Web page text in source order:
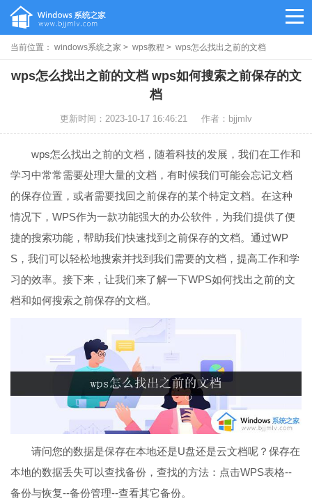
当前位置： windows系统之家 > wps教程 > wps怎么找出之前的文档
wps怎么找出之前的文档 wps如何搜索之前保存的文
档
更新时间：2023-10-17 16:46:21 作者：bjjmlv
wps怎么找出之前的文档，随着科技的发展，我们在工作和
学习中常常需要处理大量的文档，有时候我们可能会忘记文档
的保存位置，或者需要找回之前保存的某个特定文档。在这种
情况下，WPS作为一款功能强大的办公软件，为我们提供了便
捷的搜索功能，帮助我们快速找到之前保存的文档。通过WP
S，我们可以轻松地搜索并找到我们需要的文档，提高工作和学
习的效率。接下来，让我们来了解一下WPS如何找出之前的文
档和如何搜索之前保存的文档。
请问您的数据是保存在本地还是U盘还是云文档呢？保存在
本地的数据丢失可以查找备份，查找的方法：点击WPS表格--
备份与恢复--备份管理--查看其它备份。